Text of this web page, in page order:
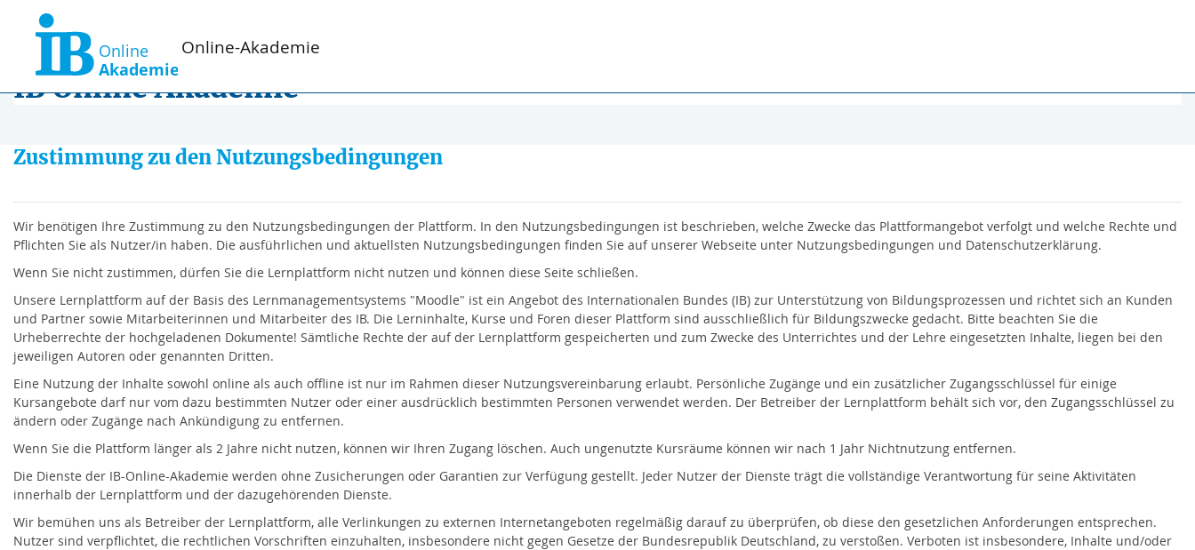
Online-Akademie
IB Online Akademie
Zustimmung zu den Nutzungsbedingungen
Wir benötigen Ihre Zustimmung zu den Nutzungsbedingungen der Plattform. In den Nutzungsbedingungen ist beschrieben, welche Zwecke das Plattformangebot verfolgt und welche Rechte und
Pflichten Sie als Nutzer/in haben. Die ausführlichen und aktuellsten Nutzungsbedingungen finden Sie auf unserer Webseite unter Nutzungsbedingungen und Datenschutzerklärung.
Wenn Sie nicht zustimmen, dürfen Sie die Lernplattform nicht nutzen und können diese Seite schließen.
Unsere Lernplattform auf der Basis des Lernmanagementsystems "Moodle" ist ein Angebot des Internationalen Bundes (IB) zur Unterstützung von Bildungsprozessen und richtet sich an Kunden
und Partner sowie Mitarbeiterinnen und Mitarbeiter des IB. Die Lerninhalte, Kurse und Foren dieser Plattform sind ausschließlich für Bildungszwecke gedacht. Bitte beachten Sie die
Urheberrechte der hochgeladenen Dokumente! Sämtliche Rechte der auf der Lernplattform gespeicherten und zum Zwecke des Unterrichtes und der Lehre eingesetzten Inhalte, liegen bei den
jeweiligen Autoren oder genannten Dritten.
Eine Nutzung der Inhalte sowohl online als auch offline ist nur im Rahmen dieser Nutzungsvereinbarung erlaubt. Persönliche Zugänge und ein zusätzlicher Zugangsschlüssel für einige
Kursangebote darf nur vom dazu bestimmten Nutzer oder einer ausdrücklich bestimmten Personen verwendet werden. Der Betreiber der Lernplattform behält sich vor, den Zugangsschlüssel zu
ändern oder Zugänge nach Ankündigung zu entfernen.
Wenn Sie die Plattform länger als 2 Jahre nicht nutzen, können wir Ihren Zugang löschen. Auch ungenutzte Kursräume können wir nach 1 Jahr Nichtnutzung entfernen.
Die Dienste der IB-Online-Akademie werden ohne Zusicherungen oder Garantien zur Verfügung gestellt. Jeder Nutzer der Dienste trägt die vollständige Verantwortung für seine Aktivitäten
innerhalb der Lernplattform und der dazugehörenden Dienste.
Wir bemühen uns als Betreiber der Lernplattform, alle Verlinkungen zu externen Internetangeboten regelmäßig darauf zu überprüfen, ob diese den gesetzlichen Anforderungen entsprechen.
Nutzer sind verpflichtet, die rechtlichen Vorschriften einzuhalten, insbesondere nicht gegen Gesetze der Bundesrepublik Deutschland, zu verstoßen. Verboten ist insbesondere, Inhalte und/oder